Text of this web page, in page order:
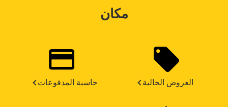
مكان
حاسبة المدفوعات العروض الحالية